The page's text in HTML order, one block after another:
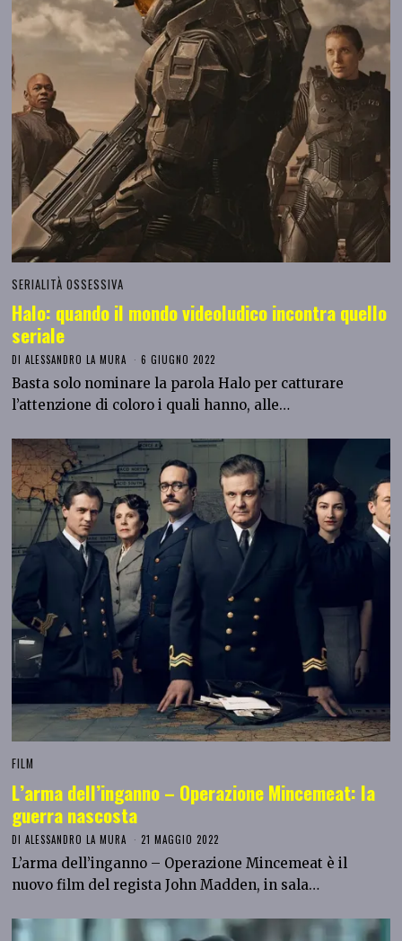
SERIALITÀ OSSESSIVA
Halo: quando il mondo videoludico incontra quello
seriale
DIALESSANDRO LA MURA 6 GIUGNO 2022
Basta solo nominare la parola Halo per catturare
l’attenzione di coloro i quali hanno, alle…
FILM
L’arma dell’inganno – Operazione Mincemeat: la
guerra nascosta
DIALESSANDRO LA MURA 21 MAGGIO 2022
L’arma dell’inganno – Operazione Mincemeat è il
nuovo film del regista John Madden, in sala…